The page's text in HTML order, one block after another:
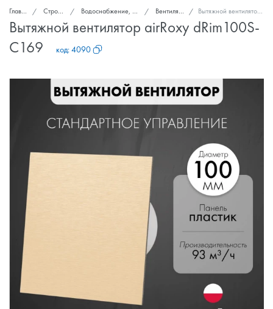
Главная Стройка и ремонт Водоснабжение, канализация, вентиляция Вентиляторы вытяжные Вытяжной вентилятор airRoxy dRim100S-C169
Вытяжной вентилятор airRoxy dRim100S-
C169
код:4090